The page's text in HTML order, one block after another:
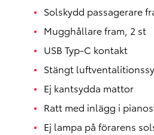
Solskydd passagerare
Mugghållare fram, 2 st
USB Typ-C kontakt
Stängt
Ej kantsydda mattor
Ratt med inlägg i
Ej lampa på förarens